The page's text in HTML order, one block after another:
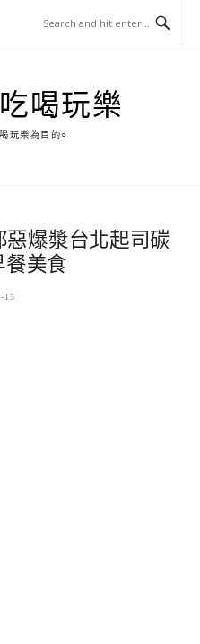
喝玩樂
玩樂為目的○
爆漿台北起司碳
餐美食
13